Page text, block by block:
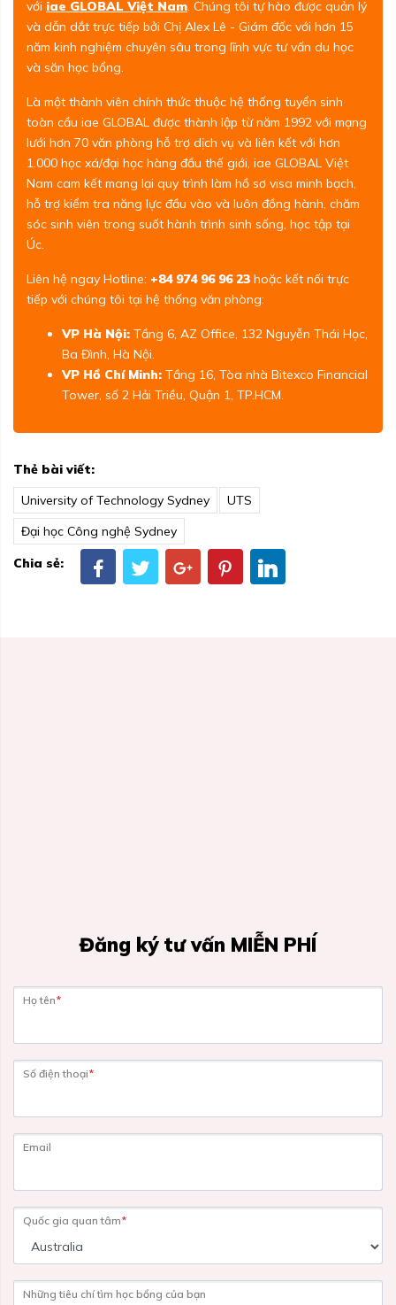
với iae GLOBAL Việt Nam. Chúng tôi tự hào được quản lý
và dẫn dắt trực tiếp bởi Chị Alex Lê - Giám đốc với hơn 15
năm kinh nghiệm chuyên sâu trong lĩnh vực tư vấn du học
và săn học bổng.
Là một thành viên chính thức thuộc hệ thống tuyển sinh
toàn cầu iae GLOBAL được thành lập từ năm 1992 với mạng
lưới hơn 70 văn phòng hỗ trợ dịch vụ và liên kết với hơn
1.000 học xá/đại học hàng đầu thế giới, iae GLOBAL Việt
Nam cam kết mang lại quy trình làm hồ sơ visa minh bạch,
hỗ trợ kiểm tra năng lực đầu vào và luôn đồng hành, chăm
sóc sinh viên trong suốt hành trình sinh sống, học tập tại
Úc.
Liên hệ ngay Hotline: +84 974 96 96 23 hoặc kết nối trực
tiếp với chúng tôi tại hệ thống văn phòng:
VP Hà Nội: Tầng 6, AZ Office, 132 Nguyễn Thái Học,
Ba Đình, Hà Nội.
VP Hồ Chí Minh: Tầng 16, Tòa nhà Bitexco Financial
Tower, số 2 Hải Triều, Quận 1, TP.HCM.
Thẻ bài viết:
University of Technology Sydney
UTS
Đại học Công nghệ Sydney
Chia sẻ:
Đăng ký tư vấn MIỄN PHÍ
Họ tên*
Số điện thoại*
Email
Quốc gia quan tâm*
Những tiêu chí tìm học bổng của bạn